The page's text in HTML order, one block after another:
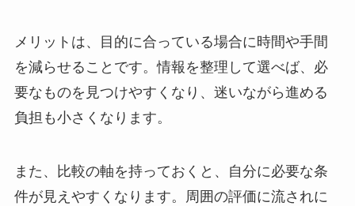
メリットは、目的に合っている場合に時間や手間
を減らせることです。情報を整理して選べば、必
要なものを見つけやすくなり、迷いながら進める
負担も小さくなります。
また、比較の軸を持っておくと、自分に必要な条
件が見えやすくなります。周囲の評価に流されに